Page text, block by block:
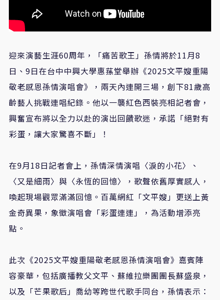
迎來演藝生涯60周年，「痛苦歌王」孫情將於11月8
日、9日在台中中興大學惠蓀堂舉辦《2025文平嫂重陽
敬老感恩孫情演唱會》，兩天內連開三場，創下81歲高
齡藝人挑戰連唱紀錄。他以一襲紅色西裝亮相記者會，
興奮宣布將以全力以赴的演出回饋歌迷，承諾「絕對有
彩蛋，讓大家驚喜不斷」！
在9月18日記者會上，孫情深情演唱〈淚的小花〉、
〈又是細雨〉與〈永恆的回憶〉，歌聲依舊厚實感人，
喚起現場觀眾滿滿回憶。百萬網紅「文平嫂」更送上黃
金奇異果，象徵演唱會「彩蛋連連」，為活動增添亮
點。
此次《2025文平嫂重陽敬老感恩孫情演唱會》嘉賓陣
容豪華，包括廣播教父文平、蘇維拉樂團團長蘇盛泉，
以及「芒果歌后」喬幼等跨世代歌手同台，孫情表示：